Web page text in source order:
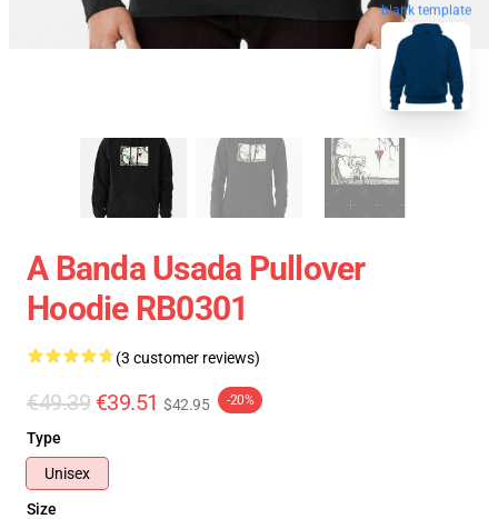
blank template
A Banda Usada Pullover
Hoodie RB0301
(3 customer reviews)
€49.39 €39.51 $42.95 -20%
Type
Unisex
Size